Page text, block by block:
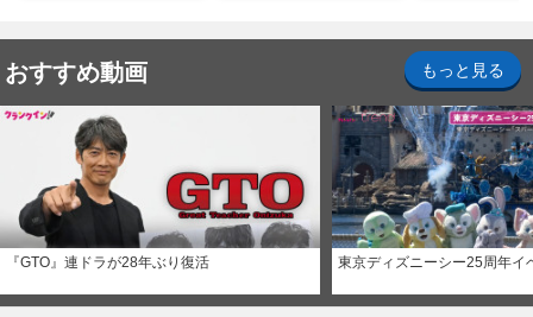
おすすめ動画 もっと見る
『GTO』連ドラが28年ぶり復活 東京ディズニーシー25周年イ